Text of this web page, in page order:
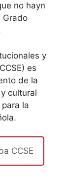
no hayn
Grado
y
es
de la
cultural
la
CCSE